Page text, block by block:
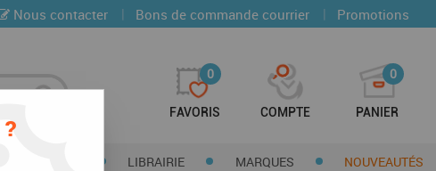
Nous contacter | Bons de commande courrier | Promotions
0
FAVORIS COMPTE
0
PANIER
LIBRAIRIE MARQUES NOUVEAUTÉS